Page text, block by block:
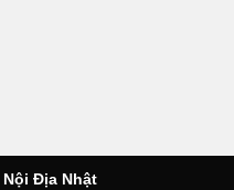
Nội Địa Nhật